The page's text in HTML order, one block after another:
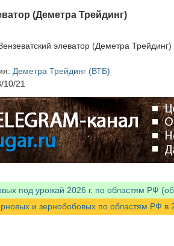
(Деметра Трейдинг)
элеватор (Деметра Трейдинг)
Деметра Трейдинг (ВТБ)
10/21
под урожай 2026 г. по областям РФ
и зернобобовых по областям РФ в